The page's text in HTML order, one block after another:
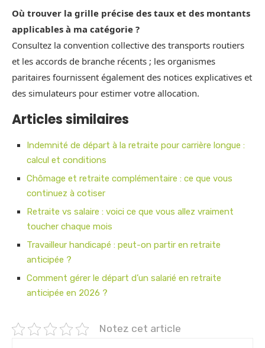
Où trouver la grille précise des taux et des montants
applicables à ma catégorie ?
Consultez la convention collective des transports routiers
et les accords de branche récents ; les organismes
paritaires fournissent également des notices explicatives et
des simulateurs pour estimer votre allocation.
Articles similaires
Indemnité de départ à la retraite pour carrière longue :
calcul et conditions
Chômage et retraite complémentaire : ce que vous
continuez à cotiser
Retraite vs salaire : voici ce que vous allez vraiment
toucher chaque mois
Travailleur handicapé : peut-on partir en retraite
anticipée ?
Comment gérer le départ d’un salarié en retraite
anticipée en 2026 ?
Notez cet article